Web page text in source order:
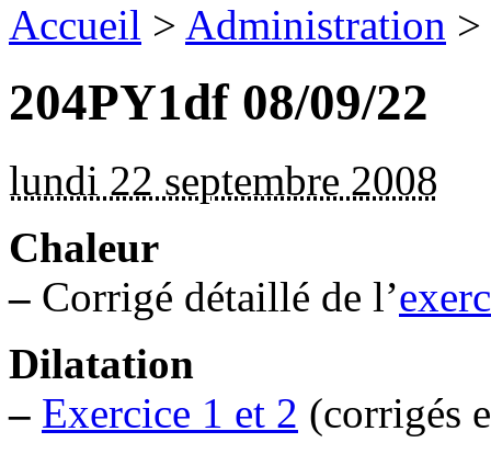
Accueil > Administration >
204PY1df 08/09/22
lundi 22 septembre 2008
Chaleur
– Corrigé détaillé de l’
Dilatation
– Exercice 1 et 2 (corrigés